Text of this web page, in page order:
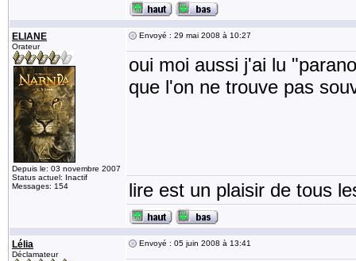
ELIANE
Orateur
Depuis le: 03 novembre 2007
Status actuel: Inactif
Messages: 154
Envoyé : 29 mai 2008 à 10:27
oui moi aussi j'ai lu
que l'on ne trouve pas
lire est un plaisir de tous
Lélia
Déclamateur
Envoyé : 05 juin 2008 à 13:41